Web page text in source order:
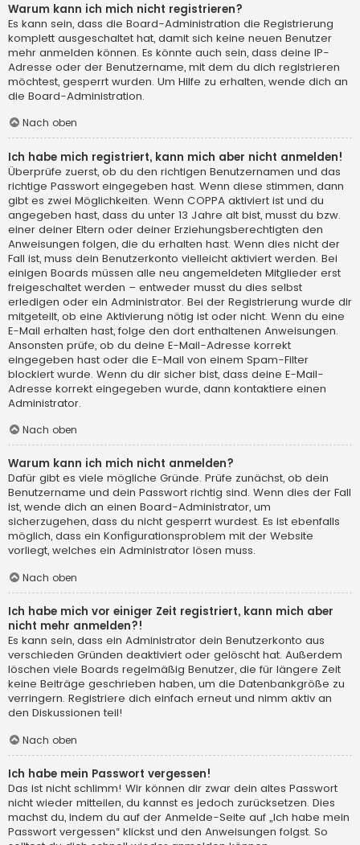
Warum kann ich mich nicht registrieren?
Es kann sein, dass die Board-Administration die Registrierung
komplett ausgeschaltet hat, damit sich keine neuen Benutzer
mehr anmelden können. Es könnte auch sein, dass deine IP-
Adresse oder der Benutzername, mit dem du dich registrieren
möchtest, gesperrt wurden. Um Hilfe zu erhalten, wende dich an
die Board-Administration.
Nach oben
Ich habe mich registriert, kann mich aber nicht anmelden!
Überprüfe zuerst, ob du den richtigen Benutzernamen und das
richtige Passwort eingegeben hast. Wenn diese stimmen, dann
gibt es zwei Möglichkeiten. Wenn COPPA aktiviert ist und du
angegeben hast, dass du unter 13 Jahre alt bist, musst du bzw.
einer deiner Eltern oder deiner Erziehungsberechtigten den
Anweisungen folgen, die du erhalten hast. Wenn dies nicht der
Fall ist, muss dein Benutzerkonto vielleicht aktiviert werden. Bei
einigen Boards müssen alle neu angemeldeten Mitglieder erst
freigeschaltet werden – entweder musst du dies selbst
erledigen oder ein Administrator. Bei der Registrierung wurde dir
mitgeteilt, ob eine Aktivierung nötig ist oder nicht. Wenn du eine
E-Mail erhalten hast, folge den dort enthaltenen Anweisungen.
Ansonsten prüfe, ob du deine E-Mail-Adresse korrekt
eingegeben hast oder die E-Mail von einem Spam-Filter
blockiert wurde. Wenn du dir sicher bist, dass deine E-Mail-
Adresse korrekt eingegeben wurde, dann kontaktiere einen
Administrator.
Nach oben
Warum kann ich mich nicht anmelden?
Dafür gibt es viele mögliche Gründe. Prüfe zunächst, ob dein
Benutzername und dein Passwort richtig sind. Wenn dies der Fall
ist, wende dich an einen Board-Administrator, um
sicherzugehen, dass du nicht gesperrt wurdest. Es ist ebenfalls
möglich, dass ein Konfigurationsproblem mit der Website
vorliegt, welches ein Administrator lösen muss.
Nach oben
Ich habe mich vor einiger Zeit registriert, kann mich aber
nicht mehr anmelden?!
Es kann sein, dass ein Administrator dein Benutzerkonto aus
verschieden Gründen deaktiviert oder gelöscht hat. Außerdem
löschen viele Boards regelmäßig Benutzer, die für längere Zeit
keine Beiträge geschrieben haben, um die Datenbankgröße zu
verringern. Registriere dich einfach erneut und nimm aktiv an
den Diskussionen teil!
Nach oben
Ich habe mein Passwort vergessen!
Das ist nicht schlimm! Wir können dir zwar dein altes Passwort
nicht wieder mitteilen, du kannst es jedoch zurücksetzen. Dies
machst du, indem du auf der Anmelde-Seite auf „Ich habe mein
Passwort vergessen“ klickst und den Anweisungen folgst. So